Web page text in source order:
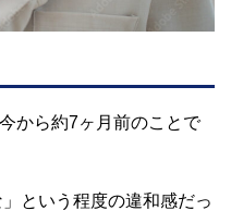
から約7ヶ月前のことで
という程度の違和感だっ